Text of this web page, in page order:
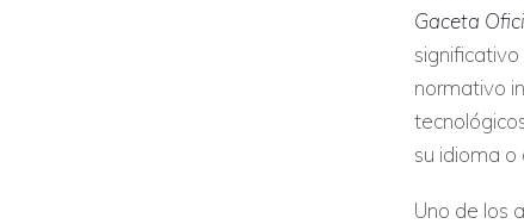
Gaceta
normativo
su idioma o
Uno de los